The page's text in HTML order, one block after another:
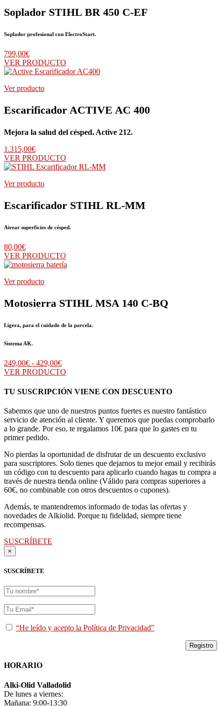
Soplador STIHL BR 450 C-EF
Soplador profesional con ElectroStart.
799,00€
VER PRODUCTO
Ver producto
Escarificador ACTIVE AC 400
Mejora la salud del césped. Active 212.
1.315,00€
VER PRODUCTO
Ver producto
Escarificador STIHL RL-MM
Airear superficies de césped.
80,00€
VER PRODUCTO
Ver producto
Motosierra STIHL MSA 140 C-BQ
Ligera, para el cuidado de la parcela.
Sistema AK.
249,00€ - 429,00€Rango
de
desde
hasta
429,00€
VER PRODUCTO
TU SUSCRIPCIÓN VIENE CON DESCUENTO
Sabemos que uno de nuestros puntos fuertes es nuestro fantástico
servicio de atención al cliente. Y queremos que puedas comprobarlo
a lo grande. Por eso, te regalamos 10€ para que lo gastes en tu
primer pedido.
No pierdas la oportunidad de disfrutar de un descuento exclusivo
para suscriptores. Solo tienes que dejarnos tu mejor email y recibirás
un código con tu descuento para aplicarlo cuando hagas tu compra a
través de nuestra tienda online (Válido para compras superiores a
60€, no combinable con otros descuentos o cupones).
Además, te mantendremos informado de todas las ofertas y
novedades de Alkiolid. Porque tu fidelidad, siempre tiene
recompensas.
SUSCRÍBETE
×
SUSCRÍBETE
“He leído y acepto la Política de Privacidad”
HORARIO
Alki-Olid Valladolid
De lunes a viernes:
Mañana: 9:00-13:30